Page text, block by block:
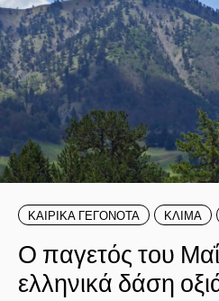
ΚΑΙΡΙΚΑ ΓΕΓΟΝΟΤΑ ΚΛΙΜΑ
Ο παγετός του
ελληνικά δάση